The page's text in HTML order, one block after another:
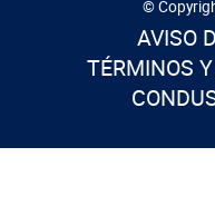
©
AVISO
TÉRMINOS